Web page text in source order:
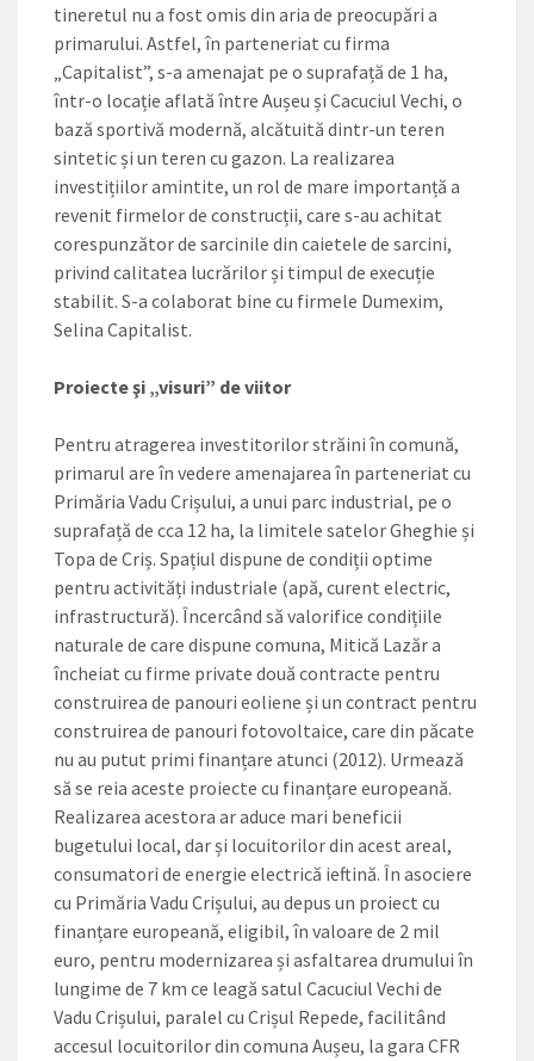
tineretul nu a fost omis din aria de preocupări a
primarului. Astfel, în parteneriat cu firma
„Capitalist”, s-a amenajat pe o suprafață de 1 ha,
într-o locație aflată între Aușeu și Cacuciul Vechi, o
bază sportivă modernă, alcătuită dintr-un teren
sintetic și un teren cu gazon. La realizarea
investițiilor amintite, un rol de mare importanță a
revenit firmelor de construcții, care s-au achitat
corespunzător de sarcinile din caietele de sarcini,
privind calitatea lucrărilor și timpul de execuție
stabilit. S-a colaborat bine cu firmele Dumexim,
Selina Capitalist.
Proiecte şi „visuri” de viitor
Pentru atragerea investitorilor străini în comună,
primarul are în vedere amenajarea în parteneriat cu
Primăria Vadu Crișului, a unui parc industrial, pe o
suprafață de cca 12 ha, la limitele satelor Gheghie și
Topa de Criș. Spațiul dispune de condiții optime
pentru activități industriale (apă, curent electric,
infrastructură). Încercând să valorifice condițiile
naturale de care dispune comuna, Mitică Lazăr a
încheiat cu firme private două contracte pentru
construirea de panouri eoliene și un contract pentru
construirea de panouri fotovoltaice, care din păcate
nu au putut primi finanțare atunci (2012). Urmează
să se reia aceste proiecte cu finanțare europeană.
Realizarea acestora ar aduce mari beneficii
bugetului local, dar și locuitorilor din acest areal,
consumatori de energie electrică ieftină. În asociere
cu Primăria Vadu Crișului, au depus un proiect cu
finanțare europeană, eligibil, în valoare de 2 mil
euro, pentru modernizarea și asfaltarea drumului în
lungime de 7 km ce leagă satul Cacuciul Vechi de
Vadu Crișului, paralel cu Crișul Repede, facilitând
accesul locuitorilor din comuna Aușeu, la gara CFR